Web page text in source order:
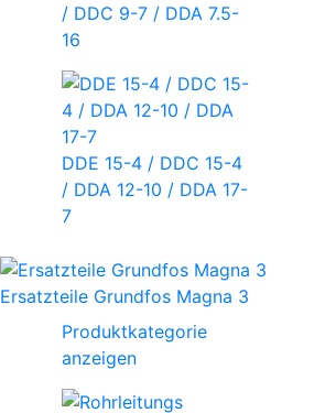
/ DDC 9-7 / DDA 7.5-
16
DDE 15-4 / DDC 15-4
/ DDA 12-10 / DDA 17-
7
Ersatzteile Grundfos Magna 3
Produktkategorie
anzeigen